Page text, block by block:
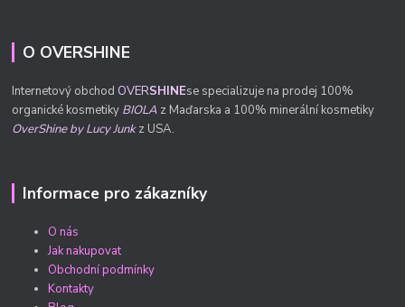
O OVERSHINE
Internetový obchod OVERSHINEse specializuje na prodej 100%
organické kosmetiky BIOLA z Maďarska a 100% minerální kosmetiky
OverShine by Lucy Junkz USA.
Informace pro zákazníky
O nás
Jak nakupovat
Obchodní podmínky
Kontakty